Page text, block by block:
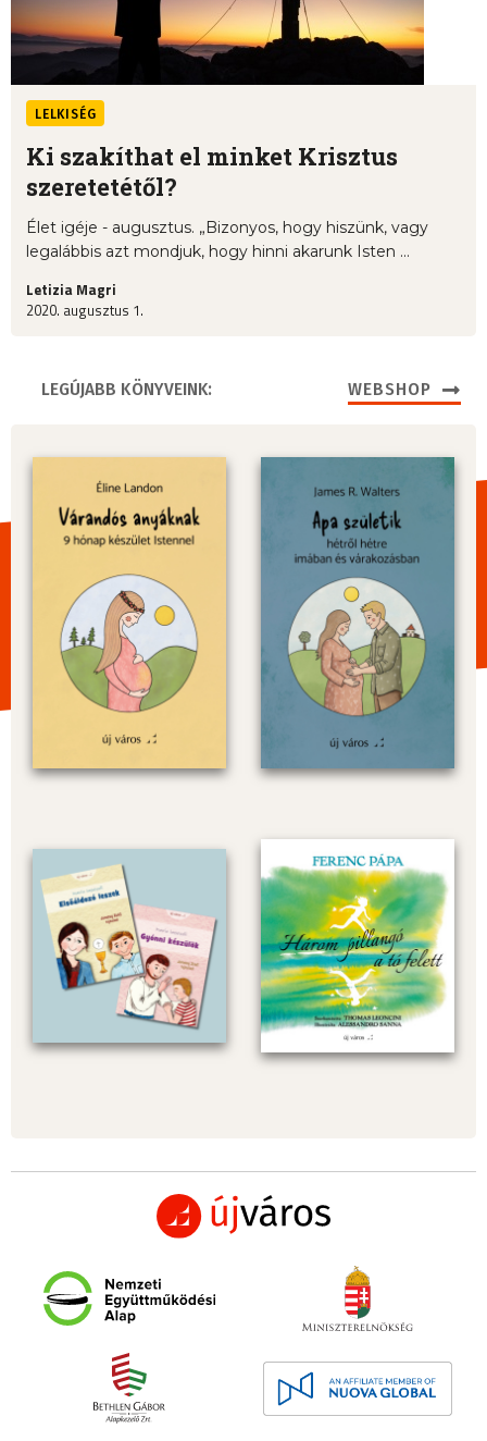
LELKISÉG
Ki szakíthat el minket Krisztus
szeretetétől?
Élet igéje - augusztus. „Bizonyos, hogy hiszünk, vagy
legalábbis azt mondjuk, hogy hinni akarunk Isten ...
Letizia Magri
2020. augusztus 1.
LEGÚJABB KÖNYVEINK: WEBSHOP